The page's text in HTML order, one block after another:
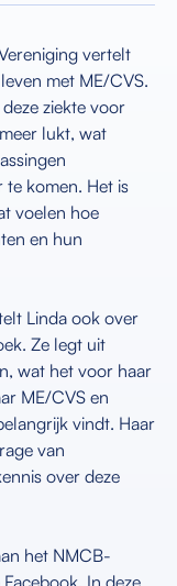
vertelt
met ME/CVS.
ziekte voor
lukt, wat
komen. Het is
voelen hoe
en hun
Linda ook over
Ze legt uit
wat het voor haar
ME/CVS en
vindt. Haar
van
over deze
het NMCB-
In deze